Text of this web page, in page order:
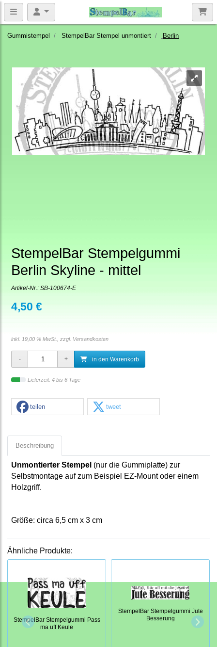
Gummistempel StempelBar Stempel unmontiert Berlin
StempelBar Stempelgummi
Berlin Skyline - mittel
Artikel-Nr.: SB-100674-E
4,50 €
inkl. 19,00 % MwSt., zzgl. Versandkosten
in den Warenkorb
Lieferzeit: 4 bis 6 Tage
teilen tweet
Beschreibung
Unmontierter Stempel (nur die Gummiplatte) zur
Selbstmontage auf zum Beispiel EZ-Mount oder einem
Holzgriff.
Größe: circa 6,5 cm x 3 cm
Ähnliche Produkte:
StempelBar Stempelgummi Pass
ma uff Keule
StempelBar Stempelgummi Jute
Besserung